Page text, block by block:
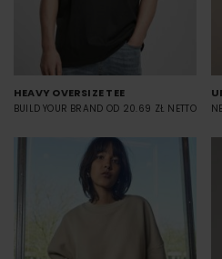
HEAVY OVERSIZE TEE
BUILD YOUR BRAND OD 20.69 ZŁ NETTO